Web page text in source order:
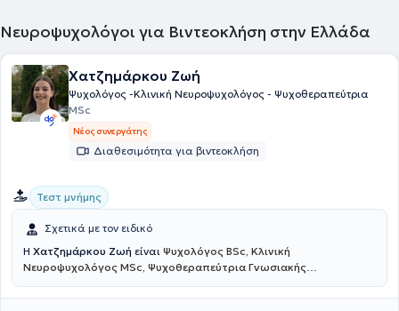
Νευροψυχολόγοι για Βιντεοκλήση στην Ελλάδα
Χατζημάρκου Ζωή
Ψυχολόγος -Κλινική Νευροψυχολόγος - Ψυχοθεραπεύτρια
MSc
Νέος συνεργάτης
Διαθεσιμότητα για βιντεοκλήση
Τεστ μνήμης
Σχετικά με τον ειδικό
Η Χατζημάρκου Ζωή είναι Ψυχολόγος BSc, Κλινική
Νευροψυχολόγος MSc, Ψυχοθεραπεύτρια Γνωσιακής
συνεδρίες. Είναι αριστούχος απόφοιτη του Αριστοτελείου